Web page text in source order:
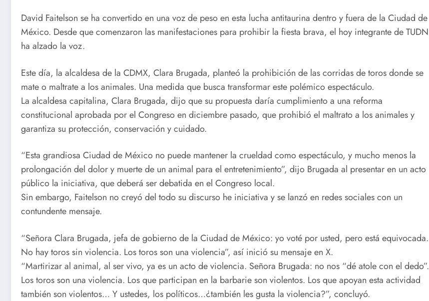
David Faitelson se ha convertido en una voz de peso en esta lucha antitaurina dentro y fuera de la Ciudad de
México. Desde que comenzaron las manifestaciones para prohibir la fiesta brava, el hoy integrante de TUDN
ha alzado la voz.
Este día, la alcaldesa de la CDMX, Clara Brugada, planteó la prohibición de las corridas de toros donde se
mate o maltrate a los animales. Una medida que busca transformar este polémico espectáculo.
La alcaldesa capitalina, Clara Brugada, dijo que su propuesta daría cumplimiento a una reforma
constitucional aprobada por el Congreso en diciembre pasado, que prohibió el maltrato a los animales y
garantiza su protección, conservación y cuidado.
“Esta grandiosa Ciudad de México no puede mantener la crueldad como espectáculo, y mucho menos la
prolongación del dolor y muerte de un animal para el entretenimiento”, dijo Brugada al presentar en un acto
público la iniciativa, que deberá ser debatida en el Congreso local.
Sin embargo, Faitelson no creyó del todo su discurso he iniciativa y se lanzó en redes sociales con un
contundente mensaje.
“Señora Clara Brugada, jefa de gobierno de la Ciudad de México: yo voté por usted, pero está equivocada.
No hay toros sin violencia. Los toros son una violencia”, así inició su mensaje en X.
“Martirizar al animal, al ser vivo, ya es un acto de violencia. Señora Brugada: no nos “dé atole con el dedo”.
Los toros son una violencia. Los que participan en la barbarie son violentos. Los que apoyan esta actividad
también son violentos… Y ustedes, los políticos…¿también les gusta la violencia?”, concluyó.